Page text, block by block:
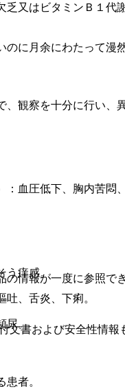
又はビタミンＢ１代
に月余にわたって漫
観察を十分に行い、
血圧低下、胸内苦悶
う痒感。
、舌炎、下痢。
尿。
者。
情報が一度に参照で
書および安全性情報